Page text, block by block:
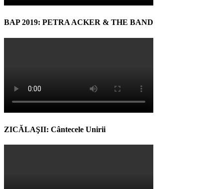
BAP 2019: PETRA ACKER & THE BAND
ZICĂLAŞII: Cântecele Unirii